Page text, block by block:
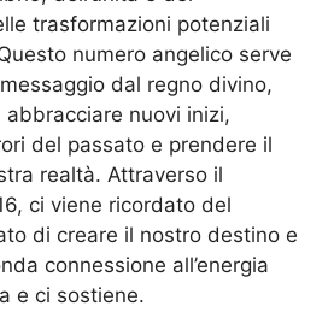
trasformazioni potenziali
numero angelico serve
dal regno divino,
nuovi inizi,
del passato e prendere il
realtà. Attraverso il
ci viene ricordato del
di creare il nostro destino e
connessione all’energia
e ci sostiene.